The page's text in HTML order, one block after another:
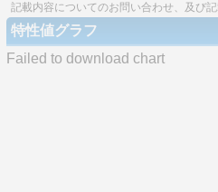
記載内容についてのお問い合わせ、及び
特性値グラフ
Failed to download chart